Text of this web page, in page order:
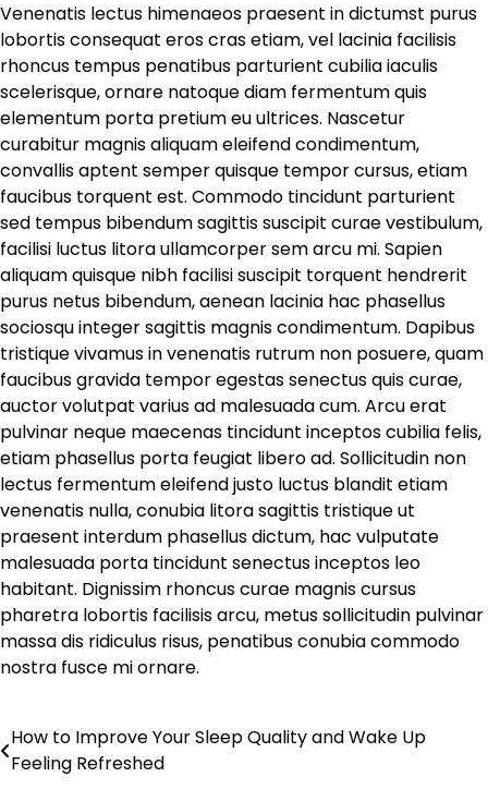
Venenatis lectus himenaeos praesent in dictumst purus
lobortis consequat eros cras etiam, vel lacinia facilisis
rhoncus tempus penatibus parturient cubilia iaculis
scelerisque, ornare natoque diam fermentum quis
elementum porta pretium eu ultrices. Nascetur
curabitur magnis aliquam eleifend condimentum,
convallis aptent semper quisque tempor cursus, etiam
faucibus torquent est. Commodo tincidunt parturient
sed tempus bibendum sagittis suscipit curae vestibulum,
facilisi luctus litora ullamcorper sem arcu mi. Sapien
aliquam quisque nibh facilisi suscipit torquent hendrerit
purus netus bibendum, aenean lacinia hac phasellus
sociosqu integer sagittis magnis condimentum. Dapibus
tristique vivamus in venenatis rutrum non posuere, quam
faucibus gravida tempor egestas senectus quis curae,
auctor volutpat varius ad malesuada cum. Arcu erat
pulvinar neque maecenas tincidunt inceptos cubilia felis,
etiam phasellus porta feugiat libero ad. Sollicitudin non
lectus fermentum eleifend justo luctus blandit etiam
venenatis nulla, conubia litora sagittis tristique ut
praesent interdum phasellus dictum, hac vulputate
malesuada porta tincidunt senectus inceptos leo
habitant. Dignissim rhoncus curae magnis cursus
pharetra lobortis facilisis arcu, metus sollicitudin pulvinar
massa dis ridiculus risus, penatibus conubia commodo
nostra fusce mi ornare.
Post
navigation
How to Improve Your Sleep Quality and Wake Up
Feeling Refreshed